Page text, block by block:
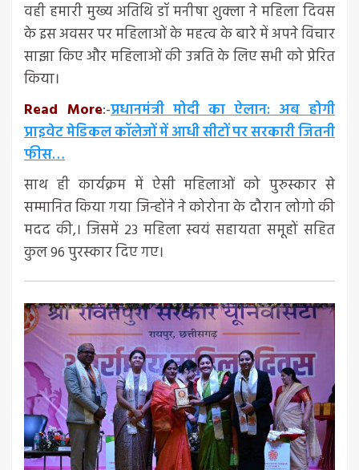
वही हमारी मुख्य अतिथि डॉ मनीषा शुक्ला ने महिला दिवस
के इस अवसर पर महिलाओं के महत्व के बारे में अपने विचार
साझा किए और महिलाओं की उन्नति के लिए सभी को प्रेरित
किया।
Read More:-प्रधानमंत्री मोदी का ऐलान: अब होगी
प्राइवेट मेडिकल कॉलेजों में आधी सीटों पर सरकारी जितनी
फीस…
साथ ही कार्यक्रम में ऐसी महिलाओं को पुरुस्कार से
सम्मानित किया गया जिन्होंने ने कोरोना के दौरान लोगो की
मदद की,। जिसमें 23 महिला स्वयं सहायता समूहों सहित
कुल 96 पुरस्कार दिए गए।